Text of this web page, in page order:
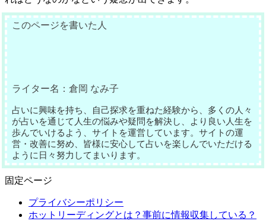
このページを書いた人
ライター名：倉岡 なみ子
占いに興味を持ち、自己探求を重ねた経験から、多くの人々
が占いを通じて人生の悩みや疑問を解決し、より良い人生を
歩んでいけるよう、サイトを運営しています。サイトの運
営・改善に努め、皆様に安心して占いを楽しんでいただける
ように日々努力してまいります。
固定ページ
プライバシーポリシー
ホットリーディングとは？事前に情報収集している？